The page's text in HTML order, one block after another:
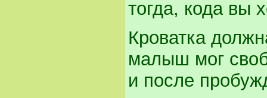
тогда, кода вы
Кроватка
малыш мог
и после